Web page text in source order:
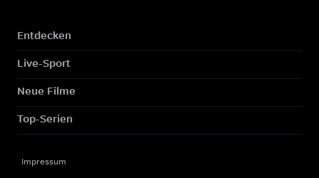
Entdecken
Live-Sport
Neue Filme
Top-Serien
Impressum